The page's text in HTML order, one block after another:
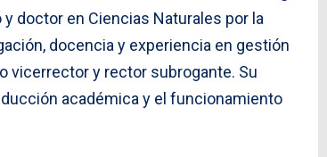
doctor en Ciencias Naturales por la
docencia y experiencia en gestión
vicerrector y rector subrogante. Su
académica y el funcionamiento